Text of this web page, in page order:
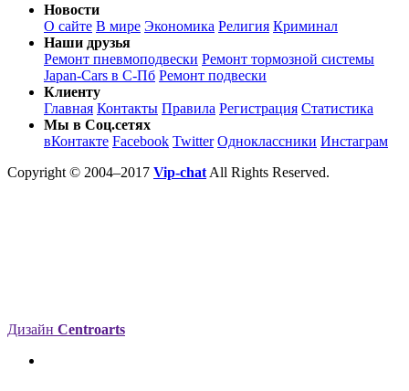
Новости
О сайте В мире Экономика Религия Криминал
Наши друзья
Ремонт пневмоподвески Ремонт тормозной системы
Japan-Cars в С-Пб Ремонт подвески
Клиенту
Главная Контакты Правила Регистрация Статистика
Мы в Соц.сетях
вКонтакте Facebook Twitter Одноклассники Инстаграм
Copyright © 2004–2017 Vip-chat All Rights Reserved.
Дизайн Centroarts